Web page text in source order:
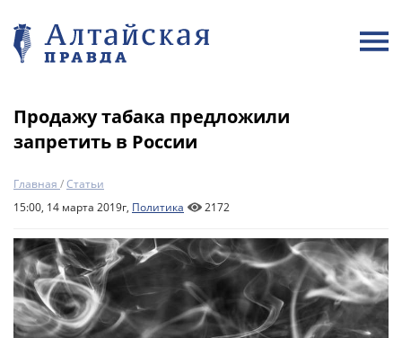
Продажу табака предложили
запретить в России
Главная /Статьи
15:00, 14 марта 2019г, Политика 2172